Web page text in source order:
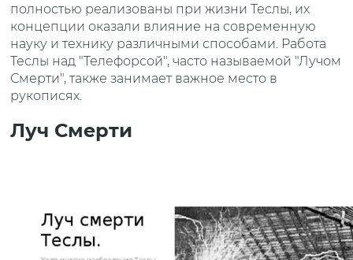
полностью реализованы при жизни Теслы, их
концепции оказали влияние на современную
науку и технику различными способами. Работа
Теслы над "Телефорсой", часто называемой "Лучом
Смерти", также занимает важное место в
рукописях.
Луч Смерти